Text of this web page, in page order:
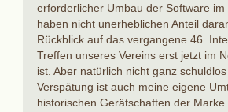
erforderlicher Umbau der Software im
haben nicht unerheblichen Anteil
Rückblick auf das vergangene 46.
Treffen unseres Vereins erst jetzt im
ist. Aber natürlich nicht ganz
Verspätung ist auch meine eigene
historischen Gerätschaften der Marke